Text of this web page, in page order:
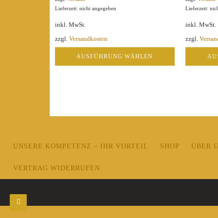
Lieferzeit: nicht angegeben
inkl. MwSt.
zzgl. Versandkosten
AUSFÜHRUNG WÄHLEN
Optionen
der
Lieferzeit:
inkl. MwSt.
zzgl.
Optionen
UNSERE KOMPETENZ – IHR VORTEIL SHOP ÜBER
VERTRAG WIDERRUFEN